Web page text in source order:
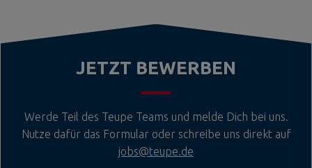
JETZT BEWERBEN
Werde Teil des Teupe Teams und melde Dich bei uns.
Nutze dafür das Formular oder schreibe uns direkt auf
jobs@teupe.de